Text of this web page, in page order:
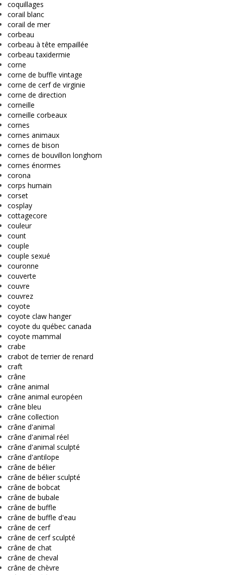
coquillages
corail blanc
corail de mer
corbeau
corbeau à tête empaillée
corbeau taxidermie
corne
corne de buffle vintage
corne de cerf de virginie
corne de direction
corneille
corneille corbeaux
cornes
cornes animaux
cornes de bison
cornes de bouvillon longhorn
cornes énormes
corona
corps humain
corset
cosplay
cottagecore
couleur
count
couple
couple sexué
couronne
couverte
couvre
couvrez
coyote
coyote claw hanger
coyote du québec canada
coyote mammal
crabe
crabot de terrier de renard
craft
crâne
crâne animal
crâne animal européen
crâne bleu
crâne collection
crâne d'animal
crâne d'animal réel
crâne d'animal sculpté
crâne d'antilope
crâne de bélier
crâne de bélier sculpté
crâne de bobcat
crâne de bubale
crâne de buffle
crâne de buffle d'eau
crâne de cerf
crâne de cerf sculpté
crâne de chat
crâne de cheval
crâne de chèvre